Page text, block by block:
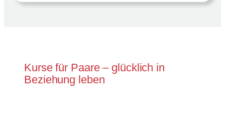
Kurse für Paare – glücklich in
Beziehung leben